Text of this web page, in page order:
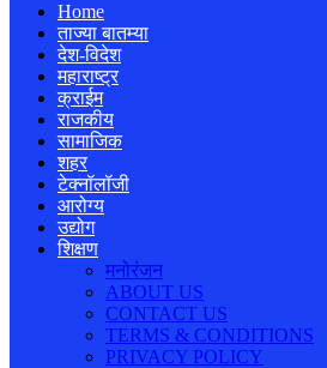
Home
ताज्या बातम्या
देश-विदेश
महाराष्ट्र
क्राईम
राजकीय
सामाजिक
शहर
टेक्नॉलॉजी
आरोग्य
उद्योग
शिक्षण
मनोरंजन
ABOUT US
CONTACT US
TERMS & CONDITIONS
PRIVACY POLICY